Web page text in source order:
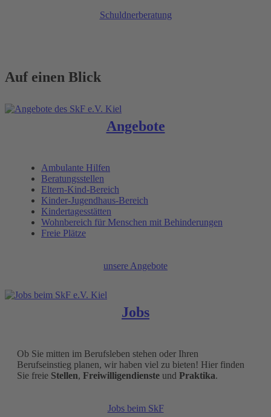
Schuldnerberatung
Auf einen Blick
Angebote
Ambulante Hilfen
Beratungsstellen
Eltern-Kind-Bereich
Kinder-Jugendhaus-Bereich
Kindertagesstätten
Wohnbereich für Menschen mit Behinderungen
Freie Plätze
unsere Angebote
Jobs
Ob Sie mitten im Berufsleben stehen oder Ihren
Berufseinstieg planen, wir haben viel zu bieten! Hier finden
Sie freie Stellen, Freiwilligendienste und Praktika.
Jobs beim SkF